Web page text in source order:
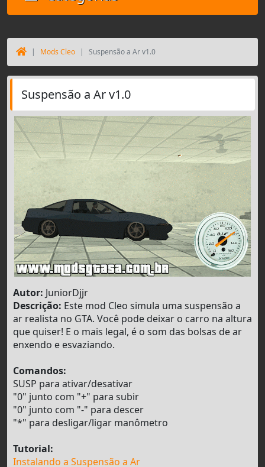
Mods Cleo Suspensão a Ar v1.0
Suspensão a Ar v1.0
Autor: JuniorDjjr
Descrição: Este mod Cleo simula uma suspensão a
ar realista no GTA. Você pode deixar o carro na altura
que quiser! E o mais legal, é o som das bolsas de ar
enxendo e esvaziando.
Comandos:
SUSP para ativar/desativar
"0" junto com "+" para subir
"0" junto com "-" para descer
"*" para desligar/ligar manômetro
Tutorial:
Instalando a Suspensão a Ar